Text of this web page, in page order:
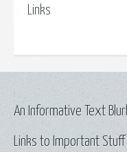
Links
Links to Important Stuff
An Informative Text